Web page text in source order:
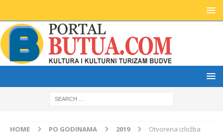
HOME PO GODINAMA 2019
Otvorena izložba